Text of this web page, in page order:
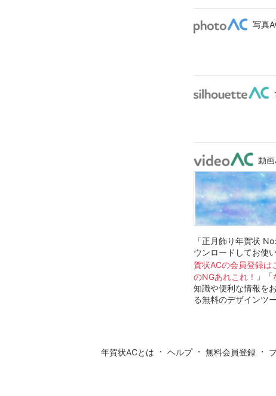
写真
動
「正月飾り年賀状
ウンロードしてお使
賀状ACの会員登録は
のNGあれこれ！
」「
知識や便利な情報を
る無料のデザインツー
年賀状ACとは ・ ヘルプ・ 無料会員登録・